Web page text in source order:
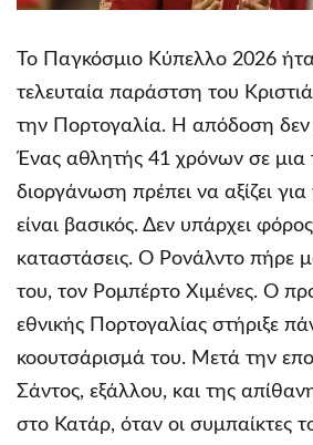
Το Παγκόσμιο Κύπελλο 2026
τελευταία παράστση του
την Πορτογαλία. Η απόδοση
Ένας αθλητής 41 χρόνων σε μια
διοργάνωση πρέπει να αξίζει για
είναι βασικός. Δεν υπάρχει
καταστάσεις. Ο Ρονάλντο πήρε
του, τον Ρομπέρτο Χιμένες. Ο
εθνικής Πορτογαλίας στήριξε
κοουτσάρισμά του. Μετά την
Σάντος, εξάλλου, και της
στο Κατάρ, όταν οι συμπαίκτες